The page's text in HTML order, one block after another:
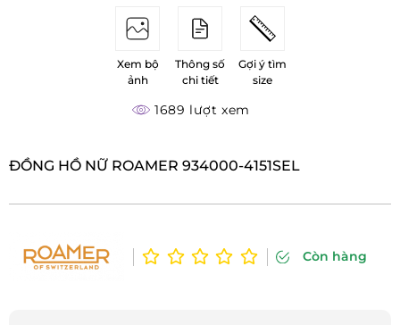
Xem bộ
ảnh
Thông số
chi tiết
Gợi ý tìm
size
1689 lượt xem
ĐỒNG HỒ NỮ ROAMER 934000-4151SEL
Còn hàng